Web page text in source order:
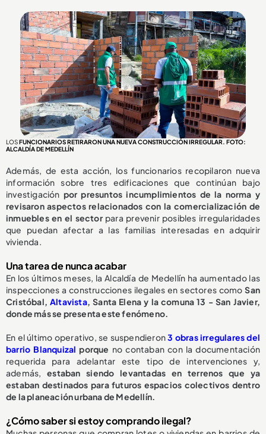
LOSFUNCIONARIOS RETIRARON UNA NUEVA CONSTRUCCIÓN IRREGULAR. FOTO:
ALCALDÍA DE MEDELLÍN
Además, de esta acción, los funcionarios recopilaron nueva
información sobre tres edificaciones que continúan bajo
investigación por presuntos incumplimientos de la norma y
revisaron aspectos relacionados con la comercialización de
inmuebles en el sector para prevenir posibles irregularidades
que puedan afectar a las familias interesadas en adquirir
vivienda.
Una tarea de nunca acabar
En los últimos meses, la Alcaldía de Medellín ha aumentado las
inspecciones a construcciones ilegales en sectores comoSan
Cristóbal,Altavista, Santa Elena y la comuna 13 - San Javier,
donde más se presenta este fenómeno.
En el último operativo, se suspendieron3 obras irregulares del
barrio Blanquizal porque no contaban con la documentación
requerida para adelantar este tipo de intervenciones y,
además,estaban siendo levantadas en terrenos que ya
estaban destinados para futuros espacios colectivos dentro
de la planeación urbana de Medellín.
¿Cómo saber si estoy comprando ilegal?